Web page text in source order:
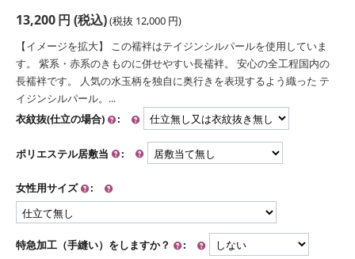
13,200円 (税込)(税抜 12,000 円)
【イメージを拡大】 この襦袢はテイジンシルパールを使用していま
す。 紫系・赤系のきものに併せやすい長襦袢。 安心の全工程国内の
長襦袢です。 人気の水玉柄を独自に奥行きを表現するよう織った テ
イジンシルパール。...
衣紋抜(仕立の場合)
:
ポリエステル居敷当 :
女性用サイズ :
特急加工（手縫い）をしますか？ :